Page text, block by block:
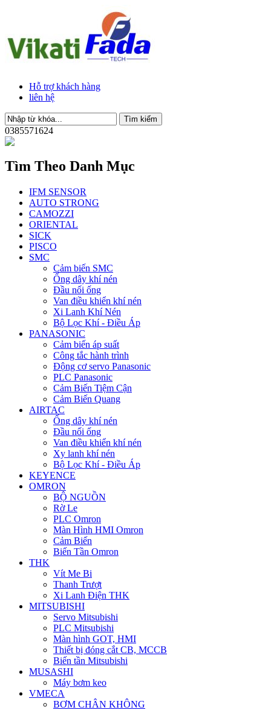
Hỗ trợ khách hàng
liên hệ
0385571624
Tìm Theo Danh Mục
IFM SENSOR
AUTO STRONG
CAMOZZI
ORIENTAL
SICK
PISCO
SMC
Cảm biến SMC
Ống dây khí nén
Đầu nối ống
Van điều khiển khí nén
Xi Lanh Khí Nén
Bộ Lọc Khí - Điều Áp
PANASONIC
Cảm biến áp suất
Công tắc hành trình
Động cơ servo Panasonic
PLC Panasonic
Cảm Biến Tiệm Cận
Cảm Biến Quang
AIRTAC
Ống dây khí nén
Đầu nối ống
Van điều khiển khí nén
Xy lanh khí nén
Bộ Lọc Khí - Điều Áp
KEYENCE
OMRON
BỘ NGUỒN
Rờ Le
PLC Omron
Màn Hình HMI Omron
Cảm Biến
Biến Tần Omron
THK
Vít Me Bi
Thanh Trượt
Xi Lanh Điện THK
MITSUBISHI
Servo Mitsubishi
PLC Mitsubishi
Màn hình GOT, HMI
Thiết bị đóng cắt CB, MCCB
Biến tần Mitsubishi
MUSASHI
Máy bơm keo
VMECA
BƠM CHÂN KHÔNG